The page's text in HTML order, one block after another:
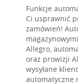
Funkcje
Ci usprawnić
zamówień!
Allegro,
oraz prowizji
wysyłane
automatyczne